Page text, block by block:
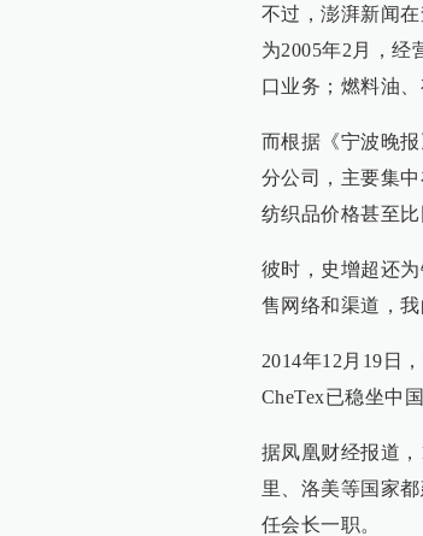
不过，澎湃新闻
为2005年2月，经
口业务；燃料油
而根据《宁波晚
分公司，主要集
纺织品价格甚至比
彼时，史增超还
售网络和渠道，
2014年12月19日
CheTex已稳坐中
据凤凰财经报道
里、洛美等国家
任会长一职。